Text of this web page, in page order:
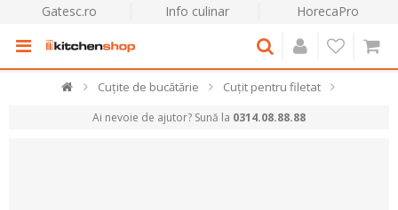
Gatesc.ro Info culinar HorecaPro
Cuțite de bucătărie Cuțit pentru filetat
Ai nevoie de ajutor? Sună la 0314.08.88.88